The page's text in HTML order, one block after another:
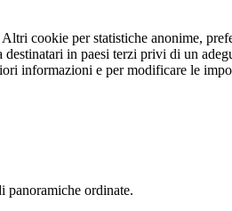
cookie per statistiche anonime,
in paesi terzi privi di un
informazioni e per modificare le
panoramiche ordinate.